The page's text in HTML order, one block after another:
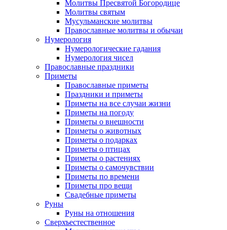
Молитвы Пресвятой Богородице
Молитвы святым
Мусульманские молитвы
Православные молитвы и обычаи
Нумерология
Нумерологические гадания
Нумерология чисел
Православные праздники
Приметы
Православные приметы
Праздники и приметы
Приметы на все случаи жизни
Приметы на погоду
Приметы о внешности
Приметы о животных
Приметы о подарках
Приметы о птицах
Приметы о растениях
Приметы о самочувствии
Приметы по времени
Приметы про вещи
Свадебные приметы
Руны
Руны на отношения
Сверхъестественное